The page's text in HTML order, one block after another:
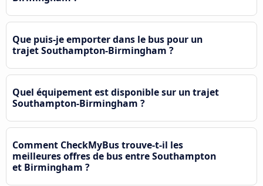
Que puis-je emporter dans le bus pour un
trajet Southampton-Birmingham ?
Quel équipement est disponible sur un trajet
Southampton-Birmingham ?
Comment CheckMyBus trouve-t-il les
meilleures offres de bus entre Southampton
et Birmingham ?